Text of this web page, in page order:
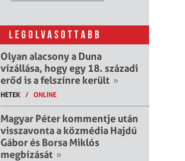
LEGOLVASOTTABB
Olyan alacsony a Duna
vízállása, hogy egy 18. századi
erőd is a felszínre került »
HETEK / ONLINE
Magyar Péter kommentje után
visszavonta a közmédia Hajdú
Gábor és Borsa Miklós
megbízását »